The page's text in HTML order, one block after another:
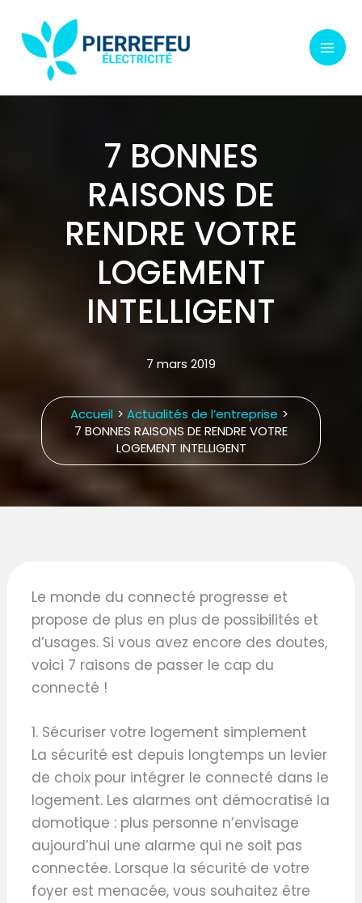
contenu
7 BONNES
RAISONS DE
RENDRE VOTRE
LOGEMENT
INTELLIGENT
7 mars 2019
Accueil
Actualités de l’entreprise
7 BONNES RAISONS DE RENDRE VOTRE
LOGEMENT INTELLIGENT
Le monde du connecté progresse et
propose de plus en plus de possibilités et
d’usages. Si vous avez encore des doutes,
voici 7 raisons de passer le cap du
connecté !
1. Sécuriser votre logement simplement
La sécurité est depuis longtemps un levier
de choix pour intégrer le connecté dans le
logement. Les alarmes ont démocratisé la
domotique : plus personne n’envisage
aujourd’hui une alarme qui ne soit pas
connectée. Lorsque la sécurité de votre
foyer est menacée, vous souhaitez être